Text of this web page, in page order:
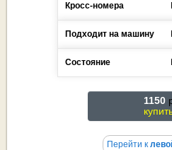
Кросс-номера
Подходит на машину
Состояние
1150
Перейти к